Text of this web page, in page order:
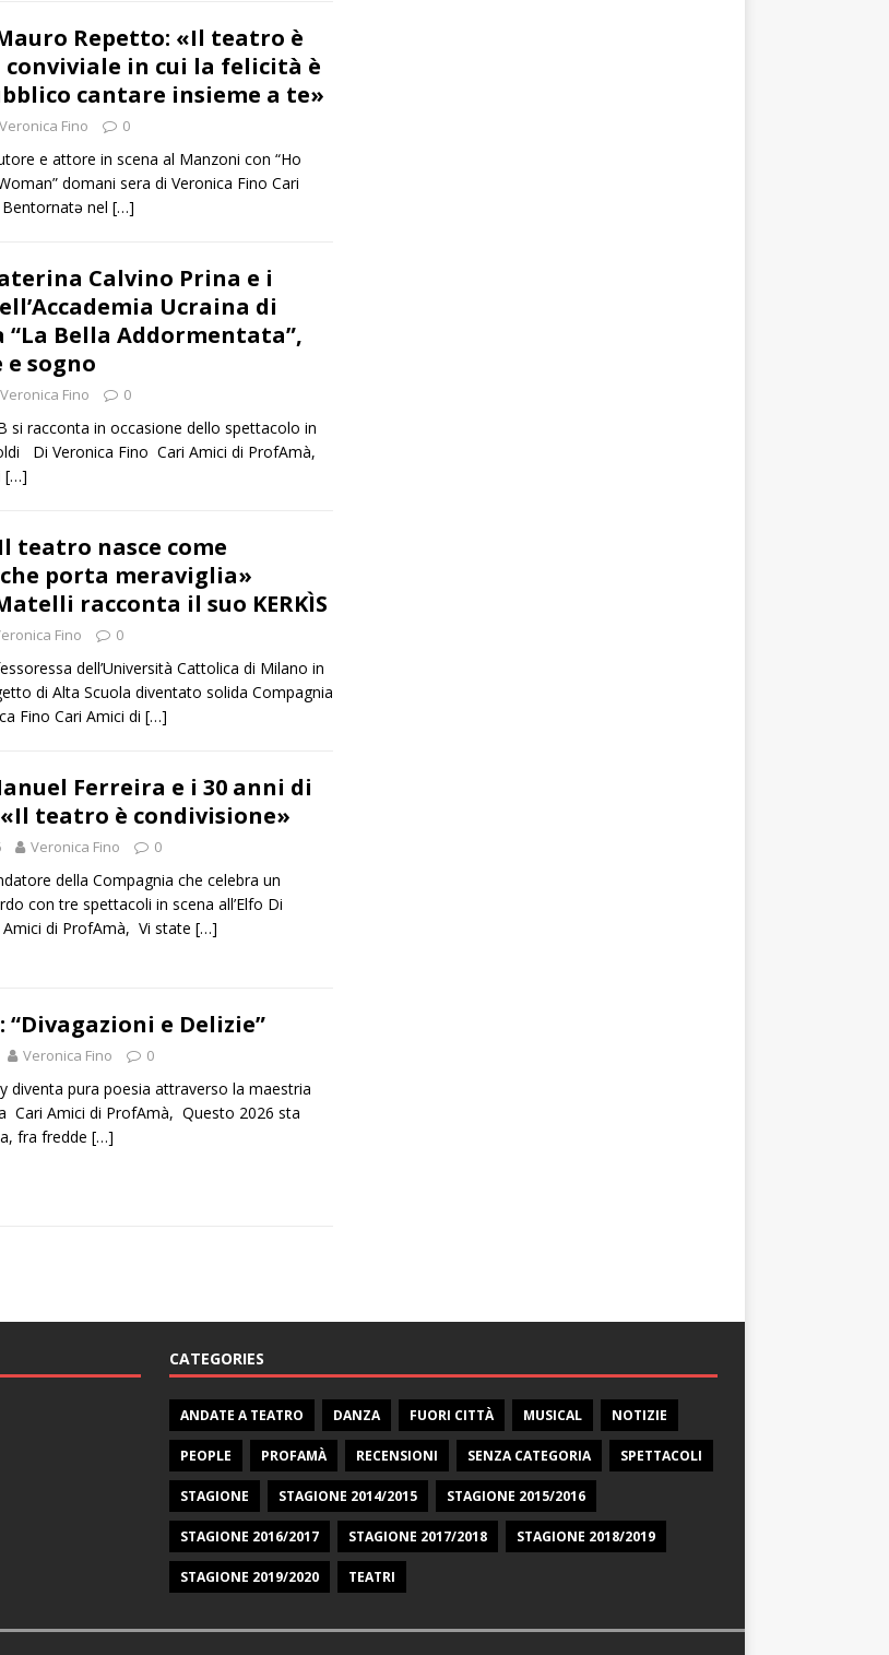
Repetto: «Il teatro è
conviviale in cui la felicità è
cantare insieme a te»
Veronica Fino 0
e attore in scena al Manzoni con “Ho
domani sera di Veronica Fino Cari
nel […]
Calvino Prina e i
Ucraina di
Bella Addormentata”,
sogno
Veronica Fino 0
si racconta in occasione dello spettacolo in
Di Veronica Fino Cari Amici di ProfAmà,
[…]
teatro nasce come
porta meraviglia»
racconta il suo KERKÌS
Fino 0
dell’Università Cattolica di Milano in
di Alta Scuola diventato solida Compagnia
Fino Cari Amici di […]
Ferreira e i 30 anni di
«Il teatro è condivisione»
Veronica Fino 0
della Compagnia che celebra un
con tre spettacoli in scena all’Elfo Di
Amici di ProfAmà, Vi state […]
“Divagazioni e Delizie”
Veronica Fino 0
diventa pura poesia attraverso la maestria
Cari Amici di ProfAmà, Questo 2026 sta
fra fredde […]
CATEGORIES
ANDATE A TEATRO DANZA FUORI CITTÀ MUSICAL NOTIZIE
PEOPLE PROFAMÀ RECENSIONI SENZA CATEGORIA SPETTACOLI
STAGIONE STAGIONE 2014/2015 STAGIONE 2015/2016
STAGIONE 2016/2017 STAGIONE 2017/2018 STAGIONE 2018/2019
STAGIONE 2019/2020 TEATRI